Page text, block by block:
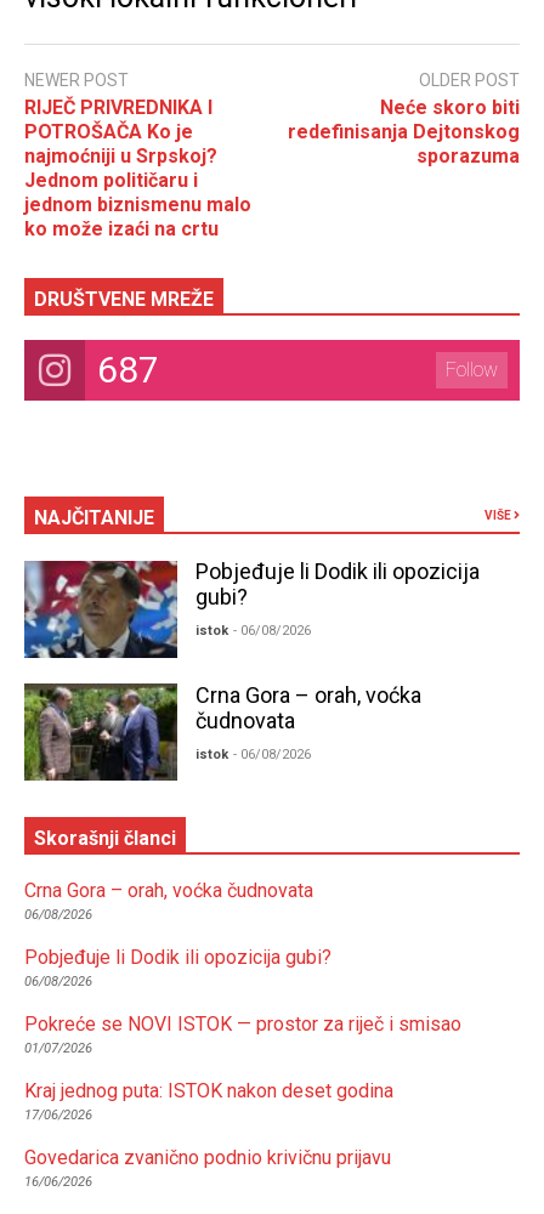
NEWER POST
RIJEČ PRIVREDNIKA I
POTROŠAČA Ko je
najmoćniji u Srpskoj?
Jednom političaru i
jednom biznismenu malo
ko može izaći na crtu
OLDER POST
Neće skoro biti
redefinisanja Dejtonskog
sporazuma
DRUŠTVENE MREŽE
687 Follow
NAJČITANIJE VIŠE
Pobjeđuje li Dodik ili opozicija
gubi?
istok - 06/08/2026
Crna Gora – orah, voćka
čudnovata
istok - 06/08/2026
Skorašnji članci
Crna Gora – orah, voćka čudnovata
06/08/2026
Pobjeđuje li Dodik ili opozicija gubi?
06/08/2026
Pokreće se NOVI ISTOK — prostor za riječ i smisao
01/07/2026
Kraj jednog puta: ISTOK nakon deset godina
17/06/2026
Govedarica zvanično podnio krivičnu prijavu
16/06/2026